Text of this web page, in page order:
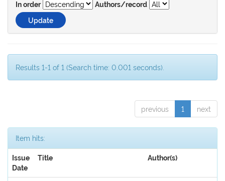
In order
Authors/record
Results 1-1 of 1 (Search time: 0.001 seconds).
previous 1 next
Item hits:
Issue
Date
Title Author(s)